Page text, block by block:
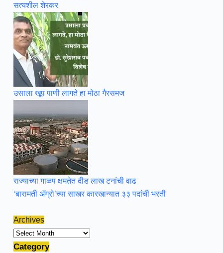
सत्यशील शेरकर
उसाला खूप पाणी लागते हा मोठा गैरसमज
राज्याच्या गाळप क्षमतेत दीड लाख टनांची वाढ
‘बारामती ॲग्रो’च्या साखर कारखान्यात ३३ पदांची भरती
Archives
Archives
Category